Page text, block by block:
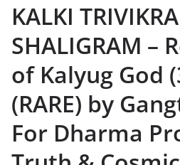
KALKI
SHALIGRAM –
of Kalyug God
(RARE) by
For Dharma